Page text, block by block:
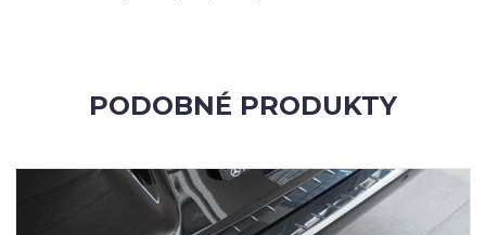
PODOBNÉ PRODUKTY